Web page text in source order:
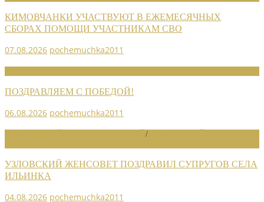
КИМОВЧАНКИ УЧАСТВУЮТ В ЕЖЕМЕСЯЧНЫХ
СБОРАХ ПОМОЩИ УЧАСТНИКАМ СВО
07.08.2026 pochemuchka2011
ПОЗДРАВЛЯЕМ С ПОБЕДОЙ!
06.08.2026 pochemuchka2011
/
УЗЛОВСКИЙ ЖЕНСОВЕТ ПОЗДРАВИЛ СУПРУГОВ СЕЛА
ИЛЬИНКА
04.08.2026 pochemuchka2011